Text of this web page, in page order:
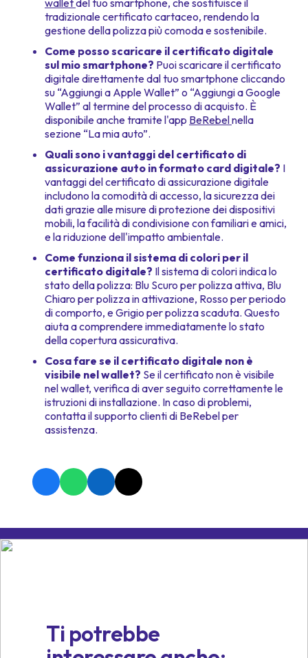
tradizionale certificato cartaceo, rendendo la
gestione della polizza più comoda e sostenibile.
Come posso scaricare il certificato digitale
sul mio smartphone? Puoi scaricare il certificato
digitale direttamente dal tuo smartphone cliccando
su “Aggiungi a Apple Wallet” o “Aggiungi a Google
Wallet” al termine del processo di acquisto. È
disponibile anche tramite l'app BeRebelnella
sezione “La mia auto”.
Quali sono i vantaggi del certificato di
assicurazione auto in formato card digitale? I
vantaggi del certificato di assicurazione digitale
includono la comodità di accesso, la sicurezza dei
dati grazie alle misure di protezione dei dispositivi
mobili, la facilità di condivisione con familiari e amici,
e la riduzione dell'impatto ambientale.
Come funziona il sistema di colori per il
certificato digitale? Il sistema di colori indica lo
stato della polizza: Blu Scuro per polizza attiva, Blu
Chiaro per polizza in attivazione, Rosso per periodo
di comporto, e Grigio per polizza scaduta. Questo
aiuta a comprendere immediatamente lo stato
della copertura assicurativa.
Cosa fare se il certificato digitale non è
visibile nel wallet? Se il certificato non è visibile
nel wallet, verifica di aver seguito correttamente le
istruzioni di installazione. In caso di problemi,
contatta il supporto clienti di BeRebel per
assistenza.
Ti potrebbe